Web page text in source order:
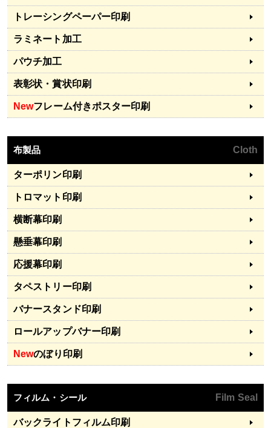
トレーシングペーパー印刷
ラミネート加工
パウチ加工
表彰状・賞状印刷
Newフレーム付きポスター印刷
布製品 Cloth
ターポリン印刷
トロマット印刷
横断幕印刷
懸垂幕印刷
応援幕印刷
タペストリー印刷
バナースタンド印刷
ロールアップバナー印刷
Newのぼり印刷
フィルム・シール Film Seal
バックライトフィルム印刷